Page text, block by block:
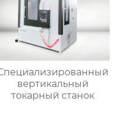
вертикальный
токарный станок